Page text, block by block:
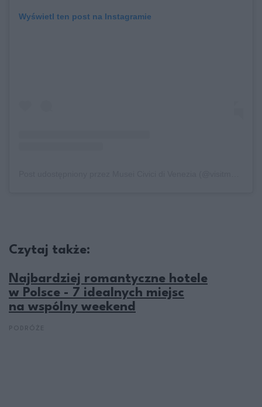
Wyświetl ten post na Instagramie
Czytaj także:
Najbardziej romantyczne hotele
w Polsce - 7 idealnych miejsc
na wspólny weekend